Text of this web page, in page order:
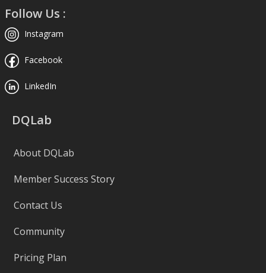
Follow Us :
Instagram
Facebook
LinkedIn
DQLab
About DQLab
Member Success Story
Contact Us
Community
Pricing Plan